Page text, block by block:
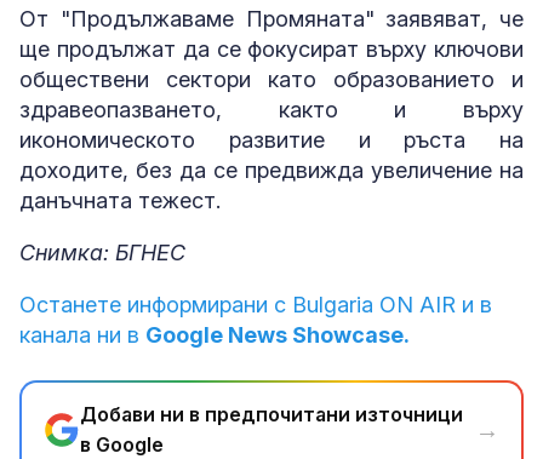
От "Продължаваме Промяната" заявяват, че
ще продължат да се фокусират върху ключови
обществени сектори като образованието и
здравеопазването, както и върху
икономическото развитие и ръста на
доходите, без да се предвижда увеличение на
данъчната тежест.
Снимка: БГНЕС
Останете информирани с Bulgaria ON AIR и в
канала ни в Google News Showcase.
Добави ни в предпочитани източници
в Google
→